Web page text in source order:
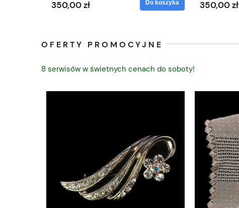
350,00 zł Do koszyka 350,00 zł
OFERTY PROMOCYJNE
8 serwisów w świetnych cenach do soboty!